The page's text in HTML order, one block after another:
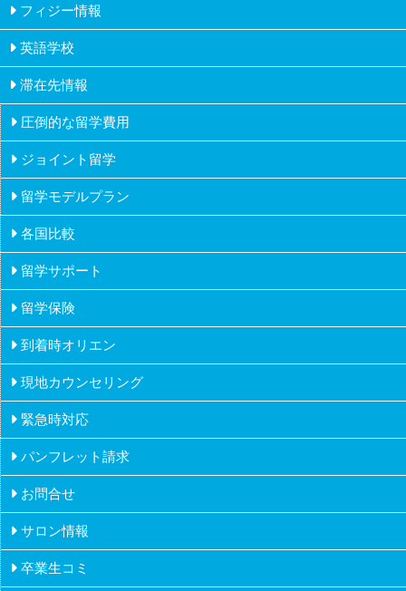
フィジー情報
ナンディ
ナマカ
ラウトカ
英語学校
教員とカウンセラー
カリキュラム
政府認可
課外活動
滞在先情報
ホームステイ
ドミトリーステイ
圧倒的な留学費用
ジョイント留学
留学モデルプラン
高校生の留学
大学生の留学
社会人の留学
ワーホリメーカーの留学
シニアの留学
各国比較
フィジー
オーストラリア
カナダ
マルタ
ニュージーランド
フィリピン
イギリス
留学サポート
留学保険
到着時オリエン
現地カウンセリング
緊急時対応
パンフレット請求
お問合せ
サロン情報
卒業生コミ